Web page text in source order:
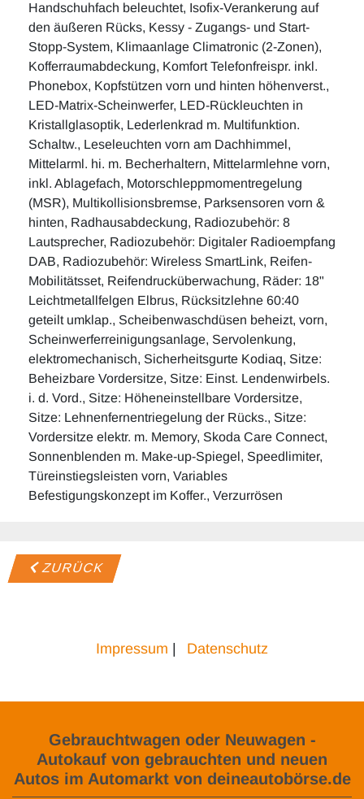
Handschuhfach beleuchtet, Isofix-Verankerung auf
den äußeren Rücks, Kessy - Zugangs- und Start-
Stopp-System, Klimaanlage Climatronic (2-Zonen),
Kofferraumabdeckung, Komfort Telefonfreispr. inkl.
Phonebox, Kopfstützen vorn und hinten höhenverst.,
LED-Matrix-Scheinwerfer, LED-Rückleuchten in
Kristallglasoptik, Lederlenkrad m. Multifunktion.
Schaltw., Leseleuchten vorn am Dachhimmel,
Mittelarml. hi. m. Becherhaltern, Mittelarmlehne vorn,
inkl. Ablagefach, Motorschleppmomentregelung
(MSR), Multikollisionsbremse, Parksensoren vorn &
hinten, Radhausabdeckung, Radiozubehör: 8
Lautsprecher, Radiozubehör: Digitaler Radioempfang
DAB, Radiozubehör: Wireless SmartLink, Reifen-
Mobilitätsset, Reifendrucküberwachung, Räder: 18"
Leichtmetallfelgen Elbrus, Rücksitzlehne 60:40
geteilt umklap., Scheibenwaschdüsen beheizt, vorn,
Scheinwerferreinigungsanlage, Servolenkung,
elektromechanisch, Sicherheitsgurte Kodiaq, Sitze:
Beheizbare Vordersitze, Sitze: Einst. Lendenwirbels.
i. d. Vord., Sitze: Höheneinstellbare Vordersitze,
Sitze: Lehnenfernentriegelung der Rücks., Sitze:
Vordersitze elektr. m. Memory, Skoda Care Connect,
Sonnenblenden m. Make-up-Spiegel, Speedlimiter,
Türeinstiegsleisten vorn, Variables
Befestigungskonzept im Koffer., Verzurrösen
ZURÜCK
Impressum | Datenschutz
Gebrauchtwagen oder Neuwagen -
Autokauf von gebrauchten und neuen
Autos im Automarkt von deineautobörse.de